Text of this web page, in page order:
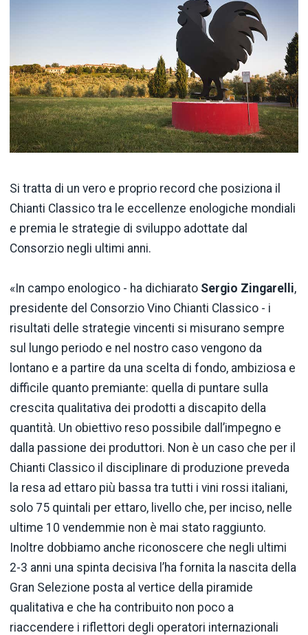
Si tratta di un vero e proprio record che posiziona il
Chianti Classico tra le eccellenze enologiche mondiali
e premia le strategie di sviluppo adottate dal
Consorzio negli ultimi anni.
«In campo enologico - ha dichiarato Sergio Zingarelli,
presidente del Consorzio Vino Chianti Classico - i
risultati delle strategie vincenti si misurano sempre
sul lungo periodo e nel nostro caso vengono da
lontano e a partire da una scelta di fondo, ambiziosa e
difficile quanto premiante: quella di puntare sulla
crescita qualitativa dei prodotti a discapito della
quantità. Un obiettivo reso possibile dall’impegno e
dalla passione dei produttori. Non è un caso che per il
Chianti Classico il disciplinare di produzione preveda
la resa ad ettaro più bassa tra tutti i vini rossi italiani,
solo 75 quintali per ettaro, livello che, per inciso, nelle
ultime 10 vendemmie non è mai stato raggiunto.
Inoltre dobbiamo anche riconoscere che negli ultimi
2-3 anni una spinta decisiva l’ha fornita la nascita della
Gran Selezione posta al vertice della piramide
qualitativa e che ha contribuito non poco a
riaccendere i riflettori degli operatori internazionali